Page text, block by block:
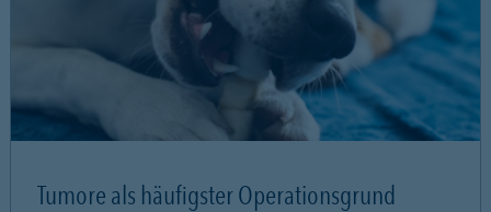
Tumore als häufigster Operationsgrund